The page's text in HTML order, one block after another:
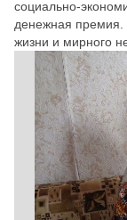
социально-эконом
денежная премия.
жизни и мирного